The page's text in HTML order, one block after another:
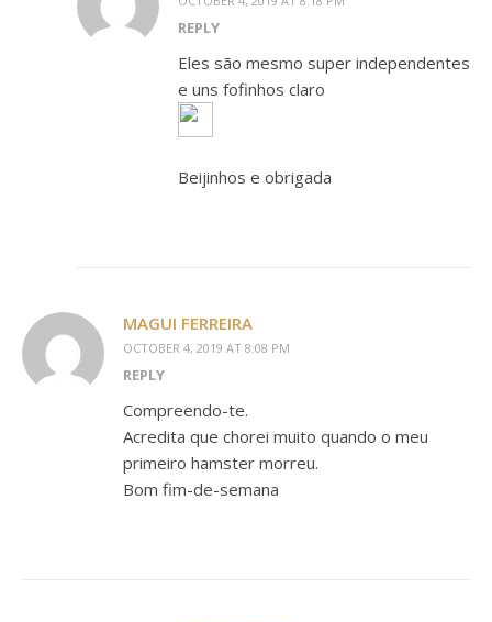
REPLY
Eles são mesmo super independentes
e uns fofinhos claro
Beijinhos e obrigada
MAGUI FERREIRA
OCTOBER 4, 2019 AT 8:08 PM
REPLY
Compreendo-te.
Acredita que chorei muito quando o meu
primeiro hamster morreu.
Bom fim-de-semana